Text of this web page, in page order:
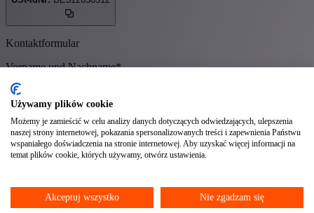
Kontaktformular
Vorname und Nachname*
E-Mail-Adresse*
Telefonnummer
Używamy plików cookie
Możemy je zamieścić w celu analizy danych dotyczących odwiedzających, ulepszenia
naszej strony internetowej, pokazania spersonalizowanych treści i zapewnienia Państwu
wspaniałego doświadczenia na stronie internetowej. Aby uzyskać więcej informacji na
temat plików cookie, których używamy, otwórz ustawienia.
Akceptuj wszystko Nie zgadzam się